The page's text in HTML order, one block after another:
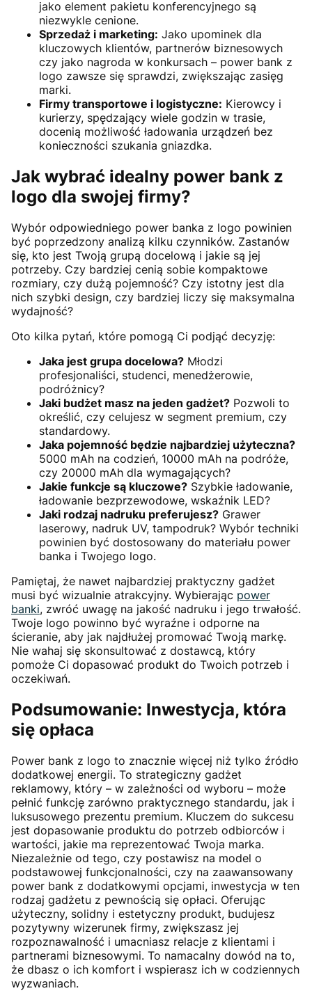
jako element pakietu konferencyjnego są
niezwykle cenione.
Sprzedaż i marketing: Jako upominek dla
kluczowych klientów, partnerów biznesowych
czy jako nagroda w konkursach – power bank z
logo zawsze się sprawdzi, zwiększając zasięg
marki.
Firmy transportowe i logistyczne: Kierowcy i
kurierzy, spędzający wiele godzin w trasie,
docenią możliwość ładowania urządzeń bez
konieczności szukania gniazdka.
Jak wybrać idealny power bank z
logo dla swojej firmy?
Wybór odpowiedniego power banka z logo powinien
być poprzedzony analizą kilku czynników. Zastanów
się, kto jest Twoją grupą docelową i jakie są jej
potrzeby. Czy bardziej cenią sobie kompaktowe
rozmiary, czy dużą pojemność? Czy istotny jest dla
nich szybki design, czy bardziej liczy się maksymalna
wydajność?
Oto kilka pytań, które pomogą Ci podjąć decyzję:
Jaka jest grupa docelowa? Młodzi
profesjonaliści, studenci, menedżerowie,
podróżnicy?
Jaki budżet masz na jeden gadżet? Pozwoli to
określić, czy celujesz w segment premium, czy
standardowy.
Jaka pojemność będzie najbardziej użyteczna?
5000 mAh na codzień, 10000 mAh na podróże,
czy 20000 mAh dla wymagających?
Jakie funkcje są kluczowe? Szybkie ładowanie,
ładowanie bezprzewodowe, wskaźnik LED?
Jaki rodzaj nadruku preferujesz? Grawer
laserowy, nadruk UV, tampodruk? Wybór techniki
powinien być dostosowany do materiału power
banka i Twojego logo.
Pamiętaj, że nawet najbardziej praktyczny gadżet
musi być wizualnie atrakcyjny. Wybierając power
banki, zwróć uwagę na jakość nadruku i jego trwałość.
Twoje logo powinno być wyraźne i odporne na
ścieranie, aby jak najdłużej promować Twoją markę.
Nie wahaj się skonsultować z dostawcą, który
pomoże Ci dopasować produkt do Twoich potrzeb i
oczekiwań.
Podsumowanie: Inwestycja, która
się opłaca
Power bank z logo to znacznie więcej niż tylko źródło
dodatkowej energii. To strategiczny gadżet
reklamowy, który – w zależności od wyboru – może
pełnić funkcję zarówno praktycznego standardu, jak i
luksusowego prezentu premium. Kluczem do sukcesu
jest dopasowanie produktu do potrzeb odbiorców i
wartości, jakie ma reprezentować Twoja marka.
Niezależnie od tego, czy postawisz na model o
podstawowej funkcjonalności, czy na zaawansowany
power bank z dodatkowymi opcjami, inwestycja w ten
rodzaj gadżetu z pewnością się opłaci. Oferując
użyteczny, solidny i estetyczny produkt, budujesz
pozytywny wizerunek firmy, zwiększasz jej
rozpoznawalność i umacniasz relacje z klientami i
partnerami biznesowymi. To namacalny dowód na to,
że dbasz o ich komfort i wspierasz ich w codziennych
wyzwaniach.